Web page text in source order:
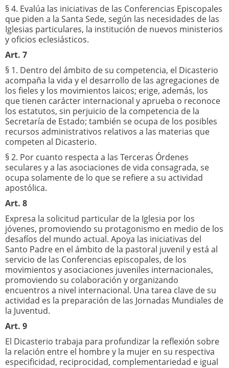
§ 4. Evalúa las iniciativas de las Conferencias Episcopales
que piden a la Santa Sede, según las necesidades de las
Iglesias particulares, la institución de nuevos ministerios
y oficios eclesiásticos.
Art. 7
§ 1. Dentro del ámbito de su competencia, el Dicasterio
acompaña la vida y el desarrollo de las agregaciones de
los fieles y los movimientos laicos; erige, además, los
que tienen carácter internacional y aprueba o reconoce
los estatutos, sin perjuicio de la competencia de la
Secretaría de Estado; también se ocupa de los posibles
recursos administrativos relativos a las materias que
competen al Dicasterio.
§ 2. Por cuanto respecta a las Terceras Órdenes
seculares y a las asociaciones de vida consagrada, se
ocupa solamente de lo que se refiere a su actividad
apostólica.
Art. 8
Expresa la solicitud particular de la Iglesia por los
jóvenes, promoviendo su protagonismo en medio de los
desafíos del mundo actual. Apoya las iniciativas del
Santo Padre en el ámbito de la pastoral juvenil y está al
servicio de las Conferencias episcopales, de los
movimientos y asociaciones juveniles internacionales,
promoviendo su colaboración y organizando
encuentros a nivel internacional. Una tarea clave de su
actividad es la preparación de las Jornadas Mundiales de
la Juventud.
Art. 9
El Dicasterio trabaja para profundizar la reflexión sobre
la relación entre el hombre y la mujer en su respectiva
especificidad, reciprocidad, complementariedad e igual